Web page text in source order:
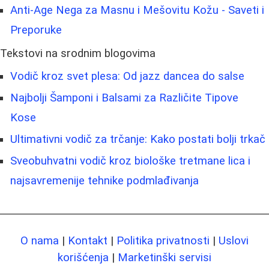
Anti-Age Nega za Masnu i Mešovitu Kožu - Saveti i
Preporuke
Tekstovi na srodnim blogovima
Vodič kroz svet plesa: Od jazz dancea do salse
Najbolji Šamponi i Balsami za Različite Tipove
Kose
Ultimativni vodič za trčanje: Kako postati bolji trkač
Sveobuhvatni vodič kroz biološke tretmane lica i
najsavremenije tehnike podmlađivanja
O nama | Kontakt | Politika privatnosti | Uslovi
korišćenja | Marketinški servisi